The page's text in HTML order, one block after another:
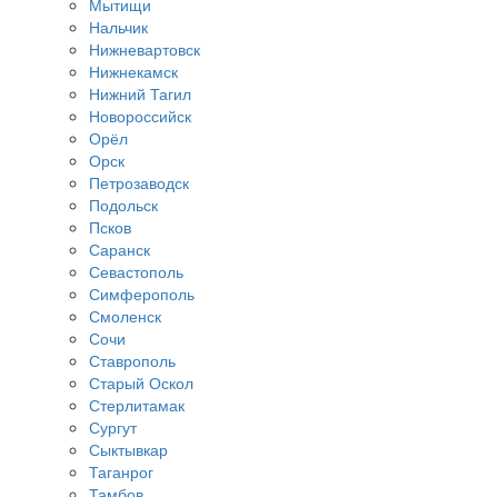
Мытищи
Нальчик
Нижневартовск
Нижнекамск
Нижний Тагил
Новороссийск
Орёл
Орск
Петрозаводск
Подольск
Псков
Саранск
Севастополь
Симферополь
Смоленск
Сочи
Ставрополь
Старый Оскол
Стерлитамак
Сургут
Сыктывкар
Таганрог